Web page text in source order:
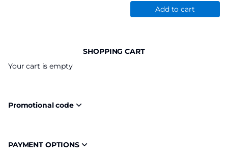
Add to cart
SHOPPING CART
Your cart is empty
Promotional code
PAYMENT OPTIONS